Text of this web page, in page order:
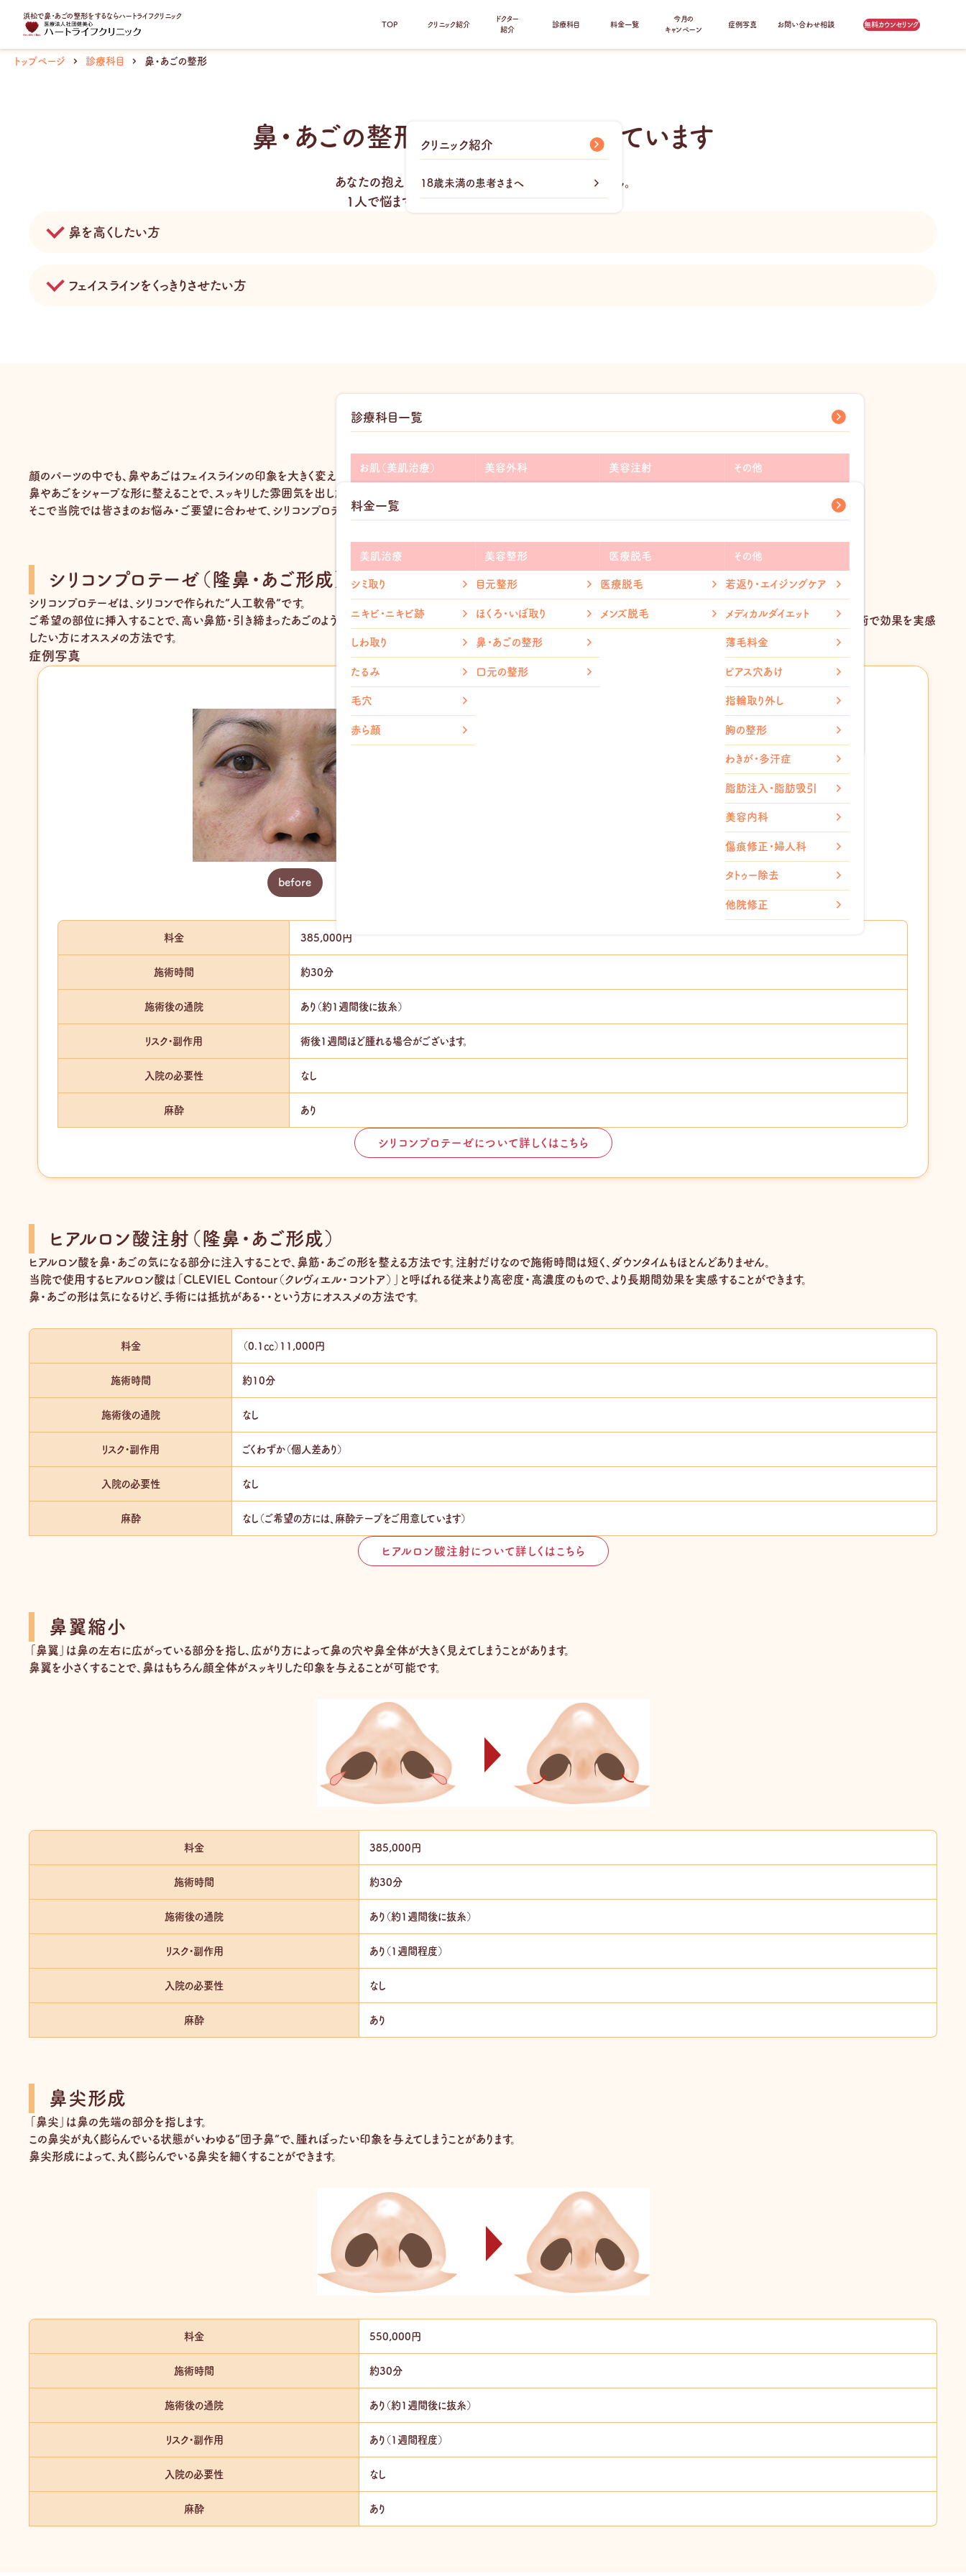
浜松で鼻・あごの整形をするならハートライフクリニック
TOP
クリニック紹介
クリニック紹介
18歳未満の患者さまへ
ドクター
紹介
診療科目
診療科目一覧
お肌（美肌治療）
add
add 医療脱毛
add 毛穴治療
ホクロ取り
赤ら顔治療
美容外科
add
add しわ取り
add たるみ取り
鼻整形
口元整形
胸の整形
美容注射
グロースファクター
メディカルダイエット
その他
薄毛治療(AGA)
ワキガ・多汗症治療
アンチエイジング
美容内服
料金一覧
料金一覧
美肌治療
シミ取り
ニキビ・ニキビ跡
しわ取り
たるみ
毛穴
赤ら顔
美容整形
目元整形
ほくろ・いぼ取り
鼻・あごの整形
口元の整形
医療脱毛
医療脱毛
メンズ脱毛
その他
若返り・エイジングケア
メディカルダイエット
薄毛料金
ピアス穴あけ
指輪取り外し
胸の整形
わきが・多汗症
脂肪注入・脂肪吸引
美容内科
傷痕修正・婦人科
タトゥー除去
他院修正
今月の
キャンペーン
症例写真 お問い合わせ相談 無料カウンセリング
トップページ 診療科目 鼻・あごの整形
鼻・あごの整形はこんな方に向いています
あなたの抱える長年の悩みが解決できるかもしれません。
1人で悩まずに、一度私達にご相談してみませんか？
鼻を高くしたい方
フェイスラインをくっきりさせたい方
当院の鼻・あごの整形
顔のパーツの中でも、鼻やあごはフェイスラインの印象を大きく変えるパーツです。
鼻やあごをシャープな形に整えることで、スッキリした雰囲気を出したいとお考えの方は少なくないのではないでしょうか。
そこで当院では皆さまのお悩み・ご要望に合わせて、シリコンプロテーゼやヒアルロン酸注射などの施術を4つご用意しています。
シリコンプロテーゼ（隆鼻・あご形成）
シリコンプロテーゼは、シリコンで作られた”人工軟骨”です。
ご希望の部位に挿入することで、高い鼻筋・引き締まったあごのような理想のフェイスラインを手に入れることができます。即効性が高く半永久的に効果をキープできるので、一度の施術で効果を実感
したい方にオススメの方法です。
症例写真
before
料金 385,000円
施術時間 約30分
施術後の通院 あり（約1週間後に抜糸）
リスク・副作用 術後1週間ほど腫れる場合がございます。
入院の必要性 なし
麻酔 あり
シリコンプロテーゼについて詳しくはこちら
ヒアルロン酸注射（隆鼻・あご形成）
ヒアルロン酸を鼻・あごの気になる部分に注入することで、鼻筋・あごの形を整える方法です。注射だけなので施術時間は短く、ダウンタイムもほとんどありません。
当院で使用するヒアルロン酸は「CLEVIEL Contour（クレヴィエル・コントア）」と呼ばれる従来より高密度・高濃度のもので、より長期間効果を実感することができます。
鼻・あごの形は気になるけど、手術には抵抗がある・・という方にオススメの方法です。
料金 （0.1㏄）11,000円
施術時間 約10分
施術後の通院 なし
リスク・副作用 ごくわずか（個人差あり）
入院の必要性 なし
麻酔 なし（ご希望の方には、麻酔テープをご用意しています）
ヒアルロン酸注射について詳しくはこちら
鼻翼縮小
「鼻翼」は鼻の左右に広がっている部分を指し、広がり方によって鼻の穴や鼻全体が大きく見えてしまうことがあります。
鼻翼を小さくすることで、鼻はもちろん顔全体がスッキリした印象を与えることが可能です。
料金 385,000円
施術時間 約30分
施術後の通院 あり（約1週間後に抜糸）
リスク・副作用 あり（1週間程度）
入院の必要性 なし
麻酔 あり
鼻尖形成
「鼻尖」は鼻の先端の部分を指します。
この鼻尖が丸く膨らんでいる状態がいわゆる”団子鼻”で、腫れぼったい印象を与えてしまうことがあります。
鼻尖形成によって、丸く膨らんでいる鼻尖を細くすることができます。
料金 550,000円
施術時間 約30分
施術後の通院 あり（約1週間後に抜糸）
リスク・副作用 あり（1週間程度）
入院の必要性 なし
麻酔 あり